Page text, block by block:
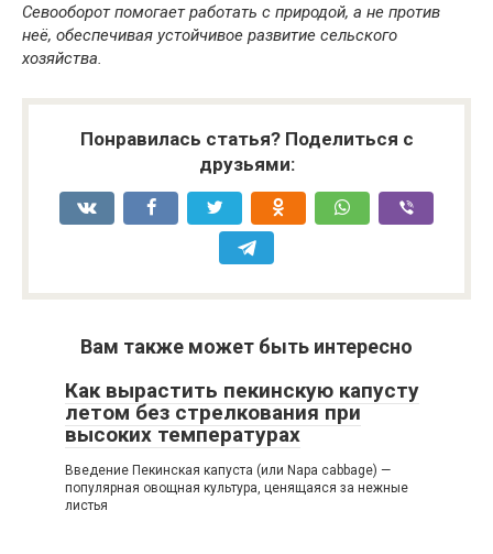
Севооборот помогает работать с природой, а не против
неё, обеспечивая устойчивое развитие сельского
хозяйства.
Понравилась статья? Поделиться с
друзьями:
Вам также может быть интересно
Как вырастить пекинскую капусту
летом без стрелкования при
высоких температурах
Введение Пекинская капуста (или Napa cabbage) —
популярная овощная культура, ценящаяся за нежные
листья